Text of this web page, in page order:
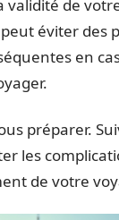
validité de
éviter des
en
préparer.
les
de votre